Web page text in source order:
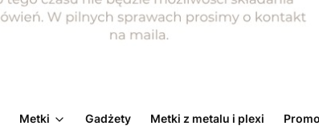
Metki Gadżety Metki z metalu i plexi